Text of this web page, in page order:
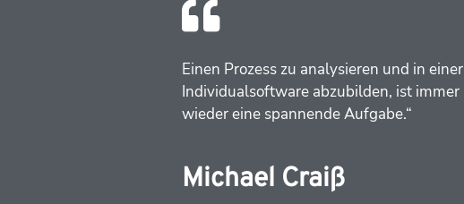
Einen Prozess zu analysieren und in einer
Individualsoftware abzubilden, ist immer
wieder eine spannende Aufgabe.“
Michael Craiß